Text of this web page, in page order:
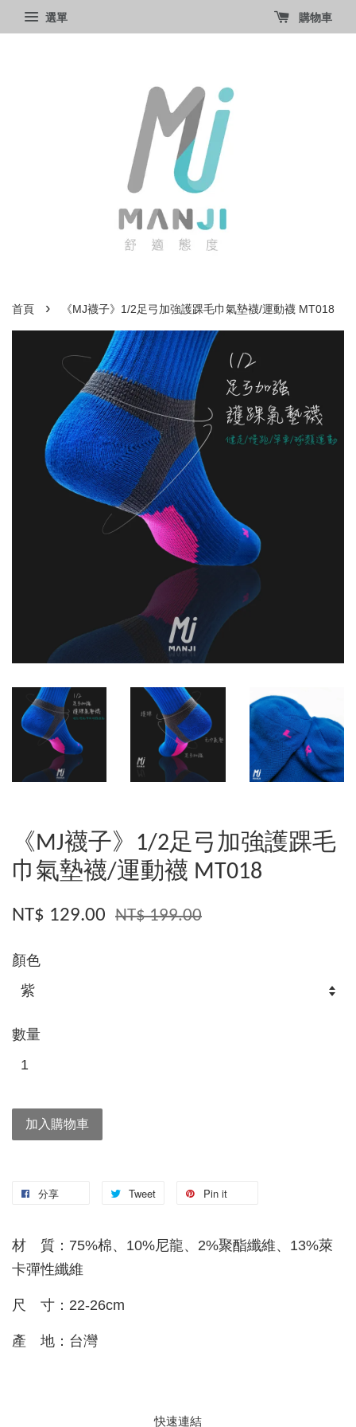
選單 購物車
首頁 › 《MJ襪子》1/2足弓加強護踝毛巾氣墊襪/運動襪 MT018
《MJ襪子》1/2足弓加強護踝毛
巾氣墊襪/運動襪 MT018
NT$ 129.00 NT$ 199.00
顏色
數量
加入購物車
分享 Tweet Pin it
材 質：75%棉、10%尼龍、2%聚酯纖維、13%萊
卡彈性纖維
尺 寸：22-26cm
產 地：台灣
快速連結